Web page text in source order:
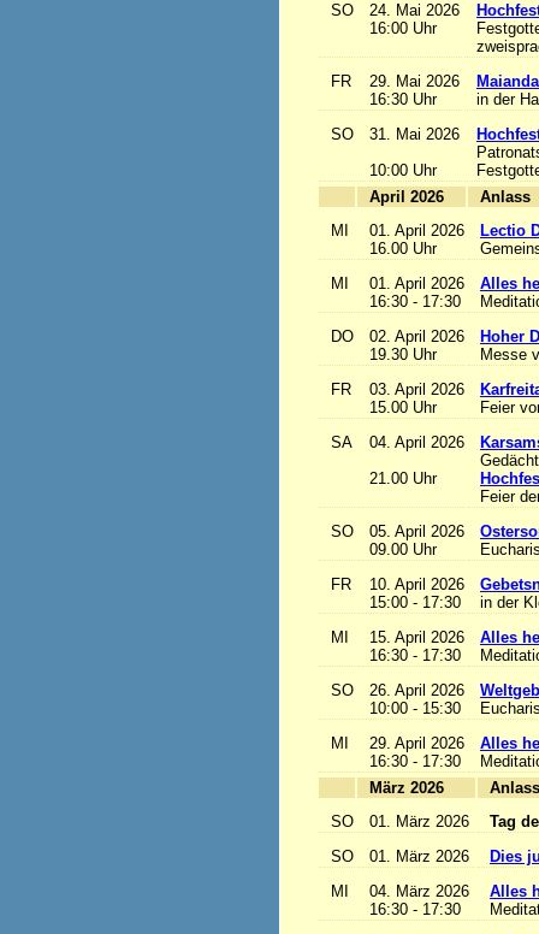
SO
24. Mai 2026
16:00 Uhr
FR
29. Mai 2026
16:30 Uhr
in der
SO
31. Mai 2026
10:00 Uhr
April 2026
MI
01. April 2026
16.00 Uhr
Lectio
MI
01. April 2026
16:30 - 17:30
Alles
DO
02. April 2026
19.30 Uhr
Hoher
Messe
FR
03. April 2026
15.00 Uhr
Feier
SA
04. April 2026
21.00 Uhr
Feier
SO
05. April 2026
09.00 Uhr
FR
10. April 2026
15:00 - 17:30
in der
MI
15. April 2026
16:30 - 17:30
Alles
SO
26. April 2026
10:00 - 15:30
MI
29. April 2026
16:30 - 17:30
Alles
März 2026
SO
01. März 2026
Tag
SO
01. März 2026
Dies
MI
04. März 2026
16:30 - 17:30
Alles